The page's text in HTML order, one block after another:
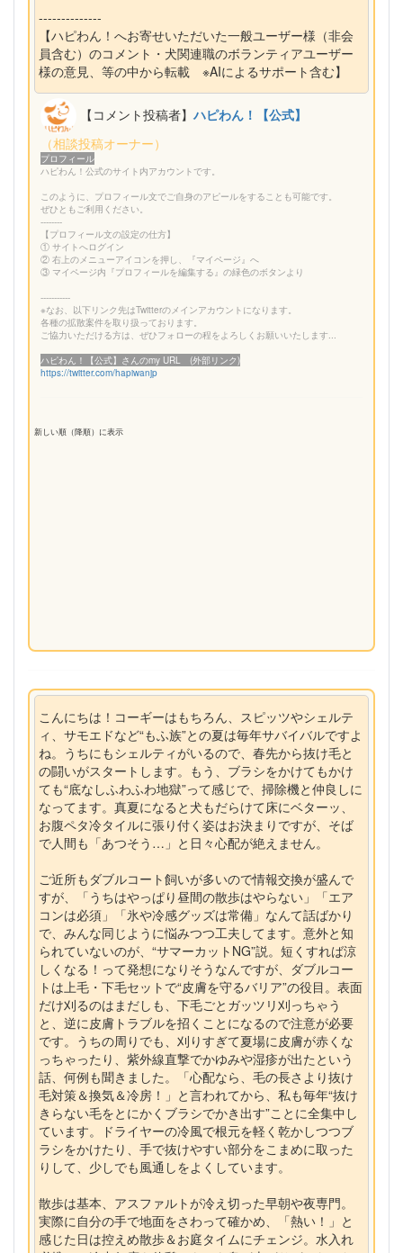
--------------
【ハピわん！へお寄せいただいた一般ユーザー様（非会
員含む）のコメント・犬関連職のボランティアユーザー
様の意見、等の中から転載 ※AIによるサポート含む】
【コメント投稿者】ハピわん！【公式】
（相談投稿オーナー）
プロフィール
ハピわん！公式のサイト内アカウントです。
このように、プロフィール文でご自身のアピールをすることも可能です。
ぜひともご利用ください。
--------
【プロフィール文の設定の仕方】
① サイトへログイン
② 右上のメニューアイコンを押し、『マイページ』へ
③ マイページ内『プロフィールを編集する』の緑色のボタンより
-----------
※なお、以下リンク先はTwitterのメインアカウントになります。
各種の拡散案件を取り扱っております。
ご協力いただける方は、ぜひフォローの程をよろしくお願いいたします...
ハピわん！【公式】さんのmy URL (外部リンク)
https://twitter.com/hapiwanjp
新しい順（降順）に表示
こんにちは！コーギーはもちろん、スピッツやシェルテ
ィ、サモエドなど“もふ族”との夏は毎年サバイバルですよ
ね。うちにもシェルティがいるので、春先から抜け毛と
の闘いがスタートします。もう、ブラシをかけてもかけ
ても“底なしふわふわ地獄”って感じで、掃除機と仲良しに
なってます。真夏になると犬もだらけて床にベターッ、
お腹ペタ冷タイルに張り付く姿はお決まりですが、そば
で人間も「あつそう…」と日々心配が絶えません。
ご近所もダブルコート飼いが多いので情報交換が盛んで
すが、「うちはやっぱり昼間の散歩はやらない」「エア
コンは必須」「氷や冷感グッズは常備」なんて話ばかり
で、みんな同じように悩みつつ工夫してます。意外と知
られていないのが、“サマーカットNG”説。短くすれば涼
しくなる！って発想になりそうなんですが、ダブルコー
トは上毛・下毛セットで“皮膚を守るバリア”の役目。表面
だけ刈るのはまだしも、下毛ごとガッツリ刈っちゃう
と、逆に皮膚トラブルを招くことになるので注意が必要
です。うちの周りでも、刈りすぎて夏場に皮膚が赤くな
っちゃったり、紫外線直撃でかゆみや湿疹が出たという
話、何例も聞きました。「心配なら、毛の長さより抜け
毛対策＆換気＆冷房！」と言われてから、私も毎年“抜け
きらない毛をとにかくブラシでかき出す”ことに全集中し
ています。ドライヤーの冷風で根元を軽く乾かしつつブ
ラシをかけたり、手で抜けやすい部分をこまめに取った
りして、少しでも風通しをよくしています。
散歩は基本、アスファルトが冷え切った早朝や夜専門。
実際に自分の手で地面をさわって確かめ、「熱い！」と
感じた日は控えめ散歩＆お庭タイムにチェンジ。水入れ